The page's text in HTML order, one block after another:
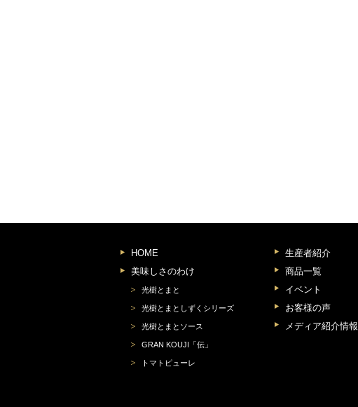
HOME
美味しさのわけ
光樹とまと
光樹とまとしずくシリーズ
光樹とまとソース
GRAN KOUJI「伝」
トマトピューレ
生産者紹介
商品一覧
イベント
お客様の声
メディア紹介情報